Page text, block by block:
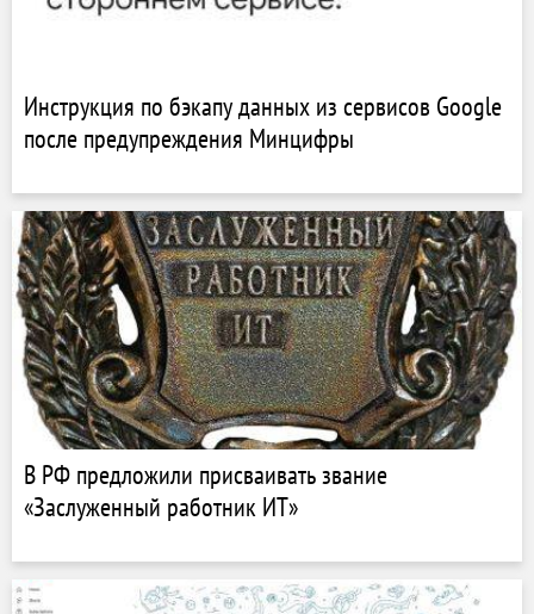
Инструкция по бэкапу данных из сервисов Google
после предупреждения Минцифры
В РФ предложили присваивать звание
«Заслуженный работник ИТ»